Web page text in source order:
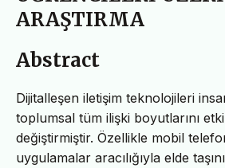
ARAŞTIRMA
Abstract
Dijitalleşen iletişim teknolojileri
toplumsal tüm ilişki boyutlarını
değiştirmiştir. Özellikle mobil
uygulamalar aracılığıyla elde